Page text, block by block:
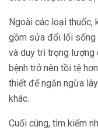
Ngoài các loại thuốc,
gồm sửa đổi lối sống
và duy trì trọng lượng
bệnh trở nên tồi tệ
thiết để ngăn ngừa
khác.
Cuối cùng, tìm kiếm